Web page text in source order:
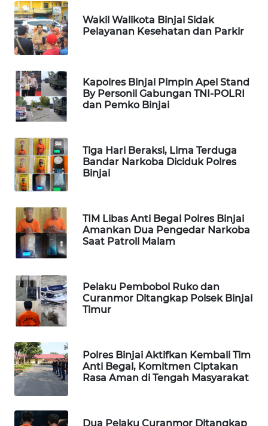
Wakil Walikota Binjai Sidak
Pelayanan Kesehatan dan Parkir
Kapolres Binjai Pimpin Apel Stand
By Personil Gabungan TNI-POLRI
dan Pemko Binjai
Tiga Hari Beraksi, Lima Terduga
Bandar Narkoba Diciduk Polres
Binjai
TIM Libas Anti Begal Polres Binjai
Amankan Dua Pengedar Narkoba
Saat Patroli Malam
Pelaku Pembobol Ruko dan
Curanmor Ditangkap Polsek Binjai
Timur
Polres Binjai Aktifkan Kembali Tim
Anti Begal, Komitmen Ciptakan
Rasa Aman di Tengah Masyarakat
Dua Pelaku Curanmor Ditangkap
PERSONA
WAHANA
OTOMOTIF
WAHANA
HEALTH
DESA
WISATA
LAPAK
Wahana
Network
LISTRIK
MASYARAKAT
KELISTRIKAN
WALINKI
ID